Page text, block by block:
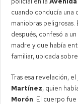
cuando conducía una
maniobras peligrosas.
después, confesó a
madre y que había
familiar, ubicada
Tras esa revelación,
Martínez, quien
Morón. El cuerpo